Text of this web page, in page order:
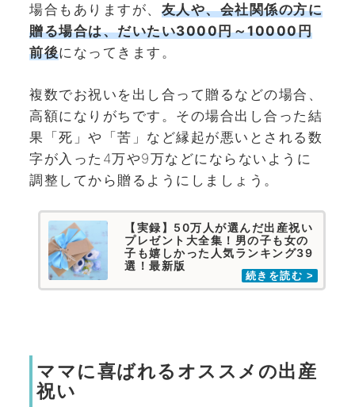
場合もありますが、 友人や、会社関係の方に
贈る場合は、だいたい3000円～10000円
前後になってきます。
複数でお祝いを出し合って贈るなどの場合、
高額になりがちです。その場合出し合った結
果「死」や「苦」など縁起が悪いとされる数
字が入った4万や9万などにならないように
調整してから贈るようにしましょう。
【実録】50万人が選んだ出産祝い
プレゼント大全集！男の子も女の
子も嬉しかった人気ランキング39
選！最新版
ママに喜ばれるオススメの出産
祝い